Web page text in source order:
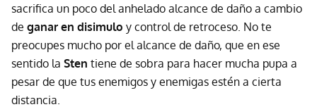
sacrifica un poco del anhelado alcance de daño a cambio
de ganar en disimulo y control de retroceso. No te
preocupes mucho por el alcance de daño, que en ese
sentido la Sten tiene de sobra para hacer mucha pupa a
pesar de que tus enemigos y enemigas estén a cierta
distancia.